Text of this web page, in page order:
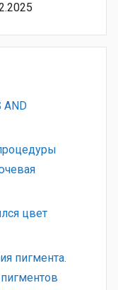
AND
цвет
пигмента.